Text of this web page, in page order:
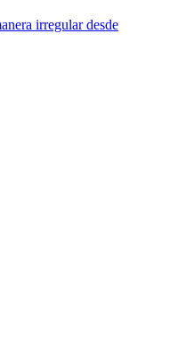
irregular desde